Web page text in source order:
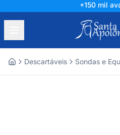
+150 mil
Descartáveis Sondas e